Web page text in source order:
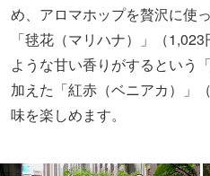
め、アロマホップを贅沢に使
「毬花（マリハナ）」（
ような甘い香りがするという
加えた「紅赤（ベニアカ）」
味を楽しめます。